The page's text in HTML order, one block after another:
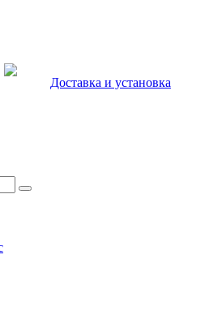
Доставка и установка